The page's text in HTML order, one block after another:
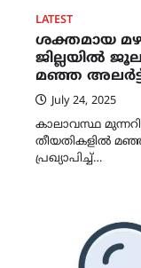
LATEST
ശക്തമായ
ജില്ലയിൽ
മഞ്ഞ
July 24, 2025
കാലാവസ്ഥ
തീയതികളിൽ
പ്രഖ്യാപിച്ച്…